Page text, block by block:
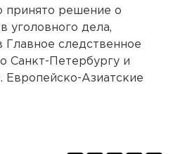
принято решение о
уголовного дела,
Главное следственное
Санкт-Петербургу и
Европейско-Азиатские